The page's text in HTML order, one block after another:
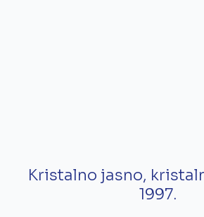
Kristalno jasno,
1997.